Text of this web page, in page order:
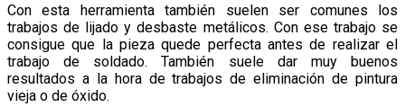
Con esta herramienta también suelen ser comunes los
trabajos de lijado y desbaste metálicos. Con ese trabajo se
consigue que la pieza quede perfecta antes de realizar el
trabajo de soldado. También suele dar muy buenos
resultados a la hora de trabajos de eliminación de pintura
vieja o de óxido.